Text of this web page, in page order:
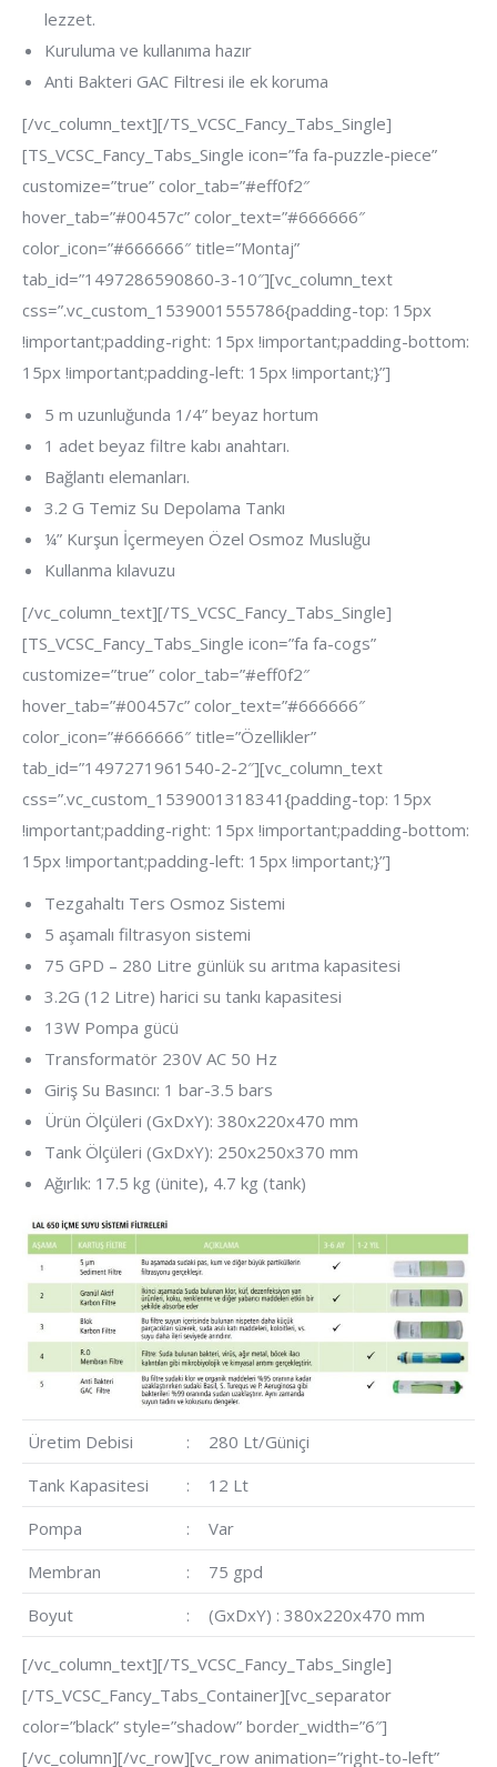
lezzet.
Kuruluma ve kullanıma hazır
Anti Bakteri GAC Filtresi ile ek koruma
[/vc_column_text][/TS_VCSC_Fancy_Tabs_Single]
[TS_VCSC_Fancy_Tabs_Single icon=”fa fa-puzzle-piece”
customize=”true” color_tab=”#eff0f2″
hover_tab=”#00457c” color_text=”#666666″
color_icon=”#666666″ title=”Montaj”
tab_id=”1497286590860-3-10″][vc_column_text
css=”.vc_custom_1539001555786{padding-top: 15px
!important;padding-right: 15px !important;padding-bottom:
15px !important;padding-left: 15px !important;}”]
5 m uzunluğunda 1/4” beyaz hortum
1 adet beyaz filtre kabı anahtarı.
Bağlantı elemanları.
3.2 G Temiz Su Depolama Tankı
¼” Kurşun İçermeyen Özel Osmoz Musluğu
Kullanma kılavuzu
[/vc_column_text][/TS_VCSC_Fancy_Tabs_Single]
[TS_VCSC_Fancy_Tabs_Single icon=”fa fa-cogs”
customize=”true” color_tab=”#eff0f2″
hover_tab=”#00457c” color_text=”#666666″
color_icon=”#666666″ title=”Özellikler”
tab_id=”1497271961540-2-2″][vc_column_text
css=”.vc_custom_1539001318341{padding-top: 15px
!important;padding-right: 15px !important;padding-bottom:
15px !important;padding-left: 15px !important;}”]
Tezgahaltı Ters Osmoz Sistemi
5 aşamalı filtrasyon sistemi
75 GPD – 280 Litre günlük su arıtma kapasitesi
3.2G (12 Litre) harici su tankı kapasitesi
13W Pompa gücü
Transformatör 230V AC 50 Hz
Giriş Su Basıncı: 1 bar-3.5 bars
Ürün Ölçüleri (GxDxY): 380x220x470 mm
Tank Ölçüleri (GxDxY): 250x250x370 mm
Ağırlık: 17.5 kg (ünite), 4.7 kg (tank)
Üretim Debisi :
280 Lt/Güniçi
Tank Kapasitesi
:
12 Lt
Pompa
:
Var
Membran
:
75 gpd
Boyut
: (GxDxY) : 380x220x470 mm
[/vc_column_text][/TS_VCSC_Fancy_Tabs_Single]
[/TS_VCSC_Fancy_Tabs_Container][vc_separator
color=”black” style=”shadow” border_width=”6″]
[/vc_column][/vc_row][vc_row animation=”right-to-left”